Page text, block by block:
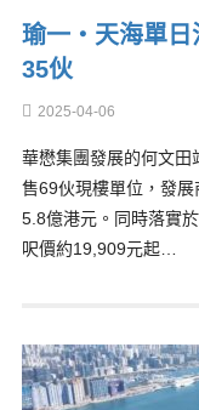
瑜一‧天海單日
35伙
2025-04-06
華懋集團發展的何文
售69伙現樓單位，發
5.8億港元。同時落實
呎價約19,909元起…